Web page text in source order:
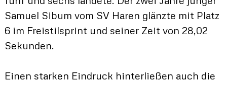
Samuel Sibum vom SV Haren glänzte mit Platz
6 im Freistilsprint und seiner Zeit von 28,02
Sekunden.
Einen starken Eindruck hinterließen auch die